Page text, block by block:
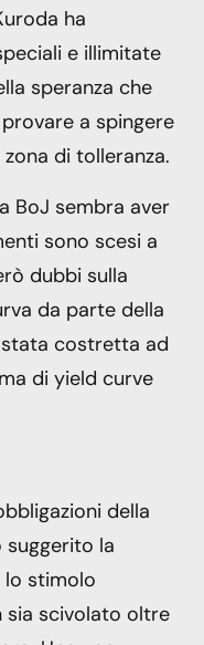
ha
e illimitate
speranza che
a spingere
di tolleranza.
BoJ sembra aver
sono scesi a
dubbi sulla
da parte della
stata costretta ad
di yield curve
della
suggerito la
lo stimolo
sia scivolato oltre